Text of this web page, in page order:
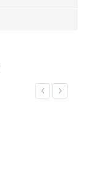
Previous
Next